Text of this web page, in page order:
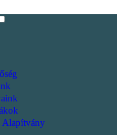
Alapítvány